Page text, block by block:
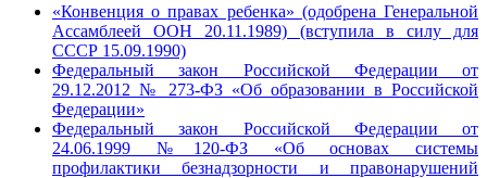
«Конвенция о правах ребенка» (одобрена Генеральной
Ассамблеей ООН 20.11.1989) (вступила в силу для
СССР 15.09.1990)
Федеральный закон Российской Федерации от
29.12.2012 № 273-ФЗ «Об образовании в Российской
Федерации»
Федеральный закон Российской Федерации от
24.06.1999 №120-ФЗ «Об основах системы
профилактики безнадзорности и правонарушений